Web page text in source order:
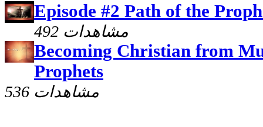
Episode #2 Path of the
492 مشاهدات
Becoming Christian from
Prophets
536 مشاهدات